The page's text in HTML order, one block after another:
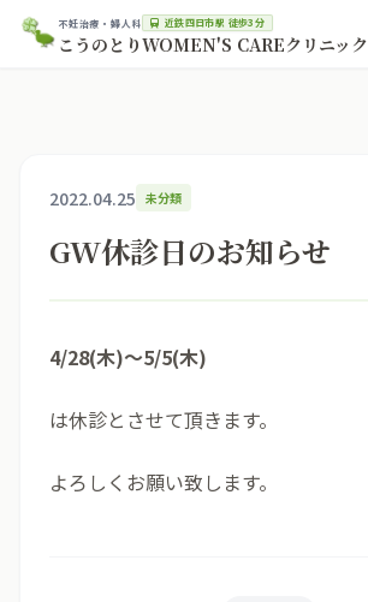
不妊治療・婦人科 近鉄四日市駅 徒歩3分
こうのとりWOMEN'S CAREクリニック
2022.04.25 未分類
GW休診日のお知らせ
4/28(木)～5/5(木)
は休診とさせて頂きます。
よろしくお願い致します。